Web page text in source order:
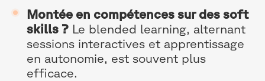
Montée en compétences sur des soft
skills ?Le blended learning, alternant
sessions interactives et apprentissage
en autonomie, est souvent plus
efficace.